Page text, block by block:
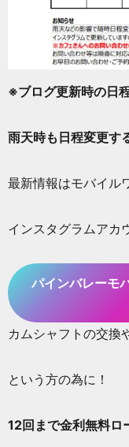
※ブログ更新時の日程
雨天時も日程変更す
最新情報はモバイル
インスタグラムアカ
パインバレーモ
カムシャフトの交換
という方の為に！
12回まで金利無料